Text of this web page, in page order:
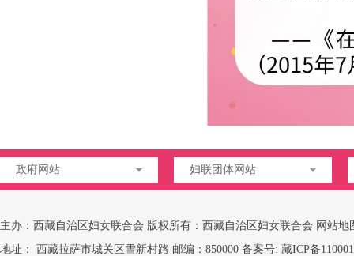
政府网站 妇联团体网站
主办：西藏自治区妇女联合会 版权所有：西藏自治区妇女联合会 网站地
地址： 西藏拉萨市城关区雪新村路 邮编：850000 备案号: 藏ICP备